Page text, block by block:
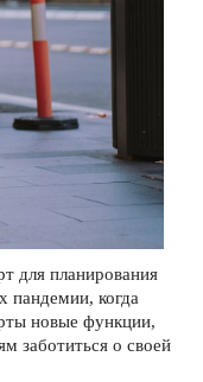
для планирования
пандемии, когда
новые функции,
заботиться о своей